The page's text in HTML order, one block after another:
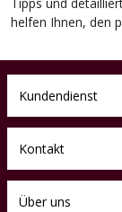
helfen Ihnen, den
Kundendienst
Kontakt
Über uns